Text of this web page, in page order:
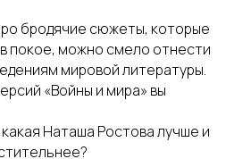
бродячие сюжеты, которые
покое, можно смело отнести
мировой литературы.
«Войны и мира» вы
Наташа Ростова лучше и